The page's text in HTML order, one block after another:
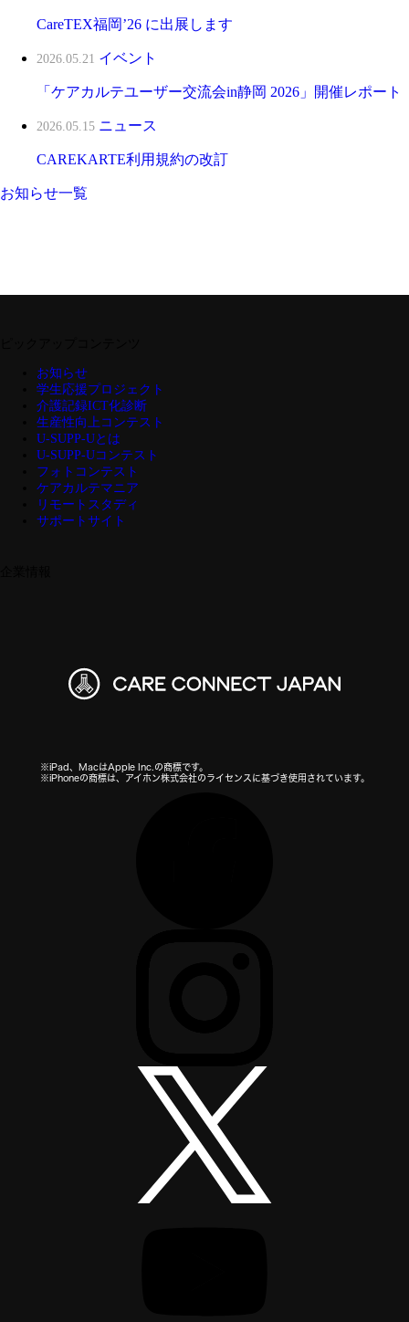
CareTEX福岡’26 に出展します
2026.05.21 イベント
「ケアカルテユーザー交流会in静岡 2026」開催レポート
2026.05.15 ニュース
CAREKARTE利用規約の改訂
お知らせ一覧
お知らせ
学生応援プロジェクト
介護記録ICT化診断
生産性向上コンテスト
U-SUPP-Uとは
U-SUPP-Uコンテスト
フォトコンテスト
ケアカルテマニア
リモートスタディ
サポートサイト
※iPad、MacはApple Inc.の商標です。
※iPhoneの商標は、アイホン株式会社のライセンスに基づき使用されています。